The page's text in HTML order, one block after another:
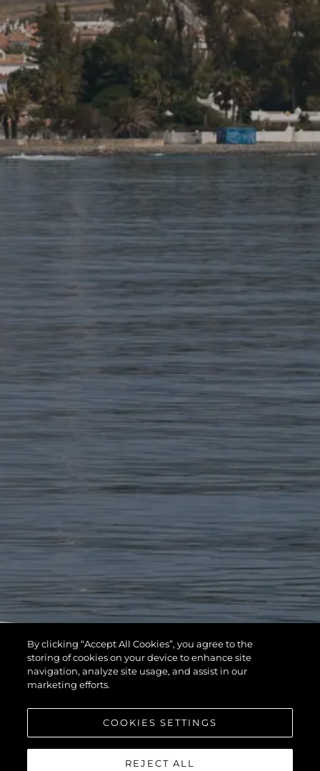
By clicking “Accept All Cookies”, you agree to the
storing of cookies on your device to enhance site
navigation, analyze site usage, and assist in our
marketing efforts.
COOKIES SETTINGS
REJECT ALL